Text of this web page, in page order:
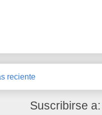
reciente
Suscribirse a: